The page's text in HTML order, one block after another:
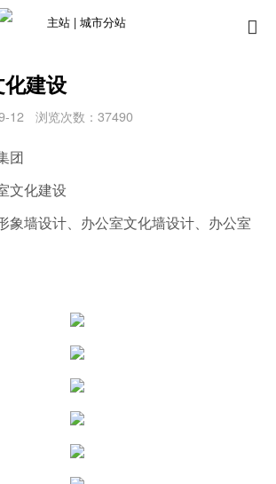
主站 | 城市分站
建设
12 浏览次数：37490
团
文化建设
象墙设计、办公室文化墙设计、办公室